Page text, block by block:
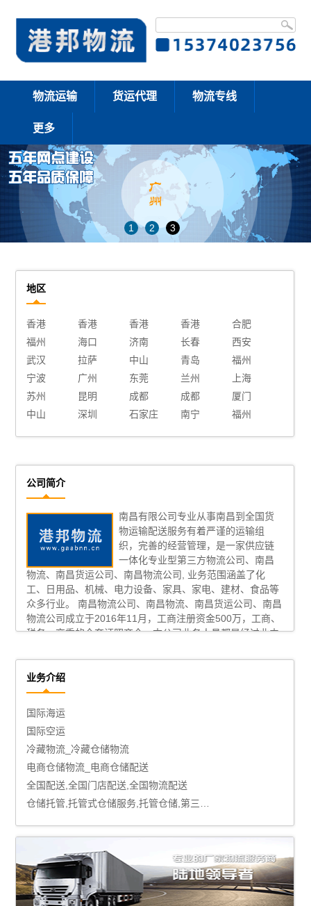
物流运输 货运代理 物流专线
更多
1 2 3
地区
香港 香港 香港 香港
合肥
福州
海口 济南 长春
西安
武汉
拉萨 中山 青岛
福州
宁波
广州 东莞 兰州
上海
苏州
昆明 成都 成都
厦门
中山
深圳 石家庄 南宁 福州
公司简介
南昌有限公司专业从事南昌到全国货
物运输配送服务有着严谨的运输组
织，完善的经营管理，是一家供应链
一体化专业型第三方物流公司、南昌
物流、南昌货运公司、南昌物流公司, 业务范围涵盖了化
工、日用品、机械、电力设备、家具、家电、建材、食品等
众多行业。 南昌物流公司、南昌物流、南昌货运公司、南昌
物流公司成立于2016年11月，工商注册资金500万，工商、
税务、交委的全套证照齐全。本公司业务人员都是经过业内
宜。安全、快 捷、可靠、认真、快速、守信—是南昌公司经
营的宗旨。
业务介绍
国际海运
国际空运
冷藏物流_冷藏仓储物流
电商仓储物流_电商仓储配送
全国配送,全国门店配送,全国物流配送
仓储托管,托管式仓储服务,托管仓储,第三方仓储托管